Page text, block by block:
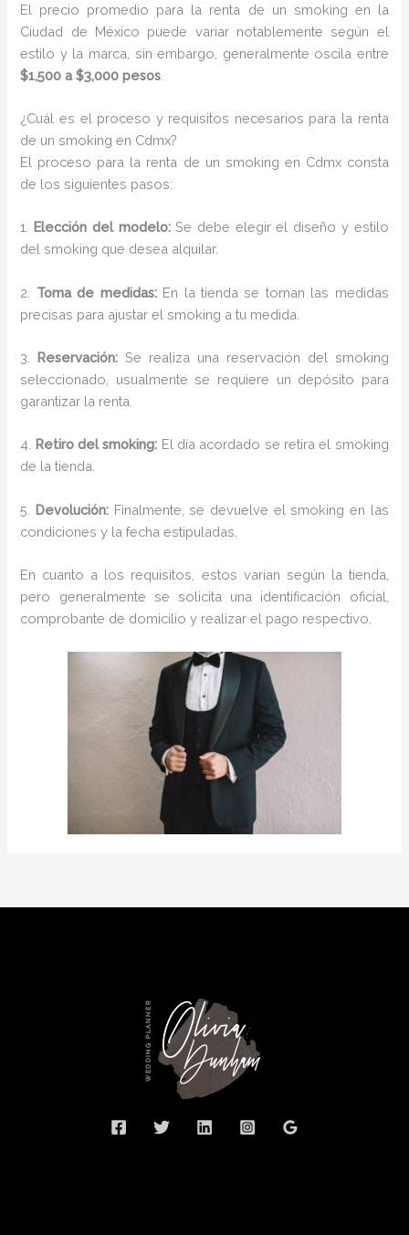
El precio promedio para la renta de un smoking en la
Ciudad de México puede variar notablemente según el
estilo y la marca, sin embargo, generalmente oscila entre
$1,500 a $3,000 pesos
¿Cuál es el proceso y requisitos necesarios para la renta
de un smoking en Cdmx?
El proceso para la renta de un smoking en Cdmx consta
de los siguientes pasos:
1. Elección del modelo:Se debe elegir el diseño y estilo
del smoking que desea alquilar.
2. Toma de medidas:En la tienda se toman las medidas
precisas para ajustar el smoking a tu medida.
3. Reservación: Se realiza una reservación del smoking
seleccionado, usualmente se requiere un depósito para
garantizar la renta.
4. Retiro del smoking: El día acordado se retira el smoking
de la tienda.
5. Devolución: Finalmente, se devuelve el smoking en las
condiciones y la fecha estipuladas.
En cuanto a los requisitos, estos varían según la tienda,
pero generalmente se solicita una identificación oficial,
comprobante de domicilio y realizar el pago respectivo.